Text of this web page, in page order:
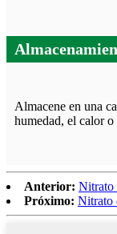
Almacene en una
humedad, el calor o
Anterior: Nitrato
Próximo: Nitrato